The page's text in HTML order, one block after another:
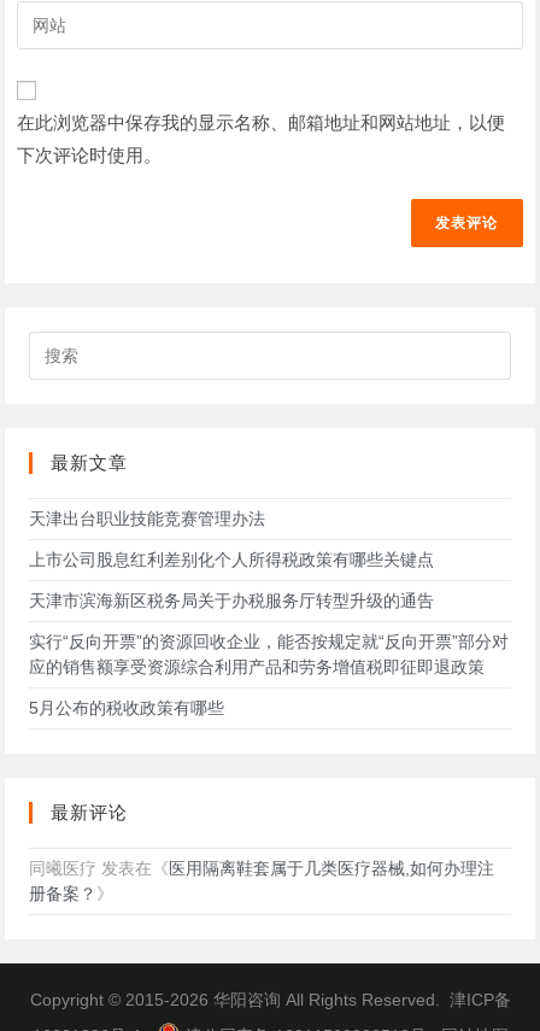
或
用
户
邮
件
评
入
的
网
站
在此浏览器中保存我的显示名称、邮箱地址和网站地址，以便
下次评论时使用。
最新文章
天津出台职业技能竞赛管理办法
上市公司股息红利差别化个人所得税政策有哪些关键点
天津市滨海新区税务局关于办税服务厅转型升级的通告
实行“反向开票”的资源回收企业，能否按规定就“反向开票”部分对
应的销售额享受资源综合利用产品和劳务增值税即征即退政策
5月公布的税收政策有哪些
最新评论
同曦医疗 发表在《医用隔离鞋套属于几类医疗器械,如何办理注
册备案？ 》
Copyright © 2015-2026 华阳咨询 All Rights Reserved. 津ICP备